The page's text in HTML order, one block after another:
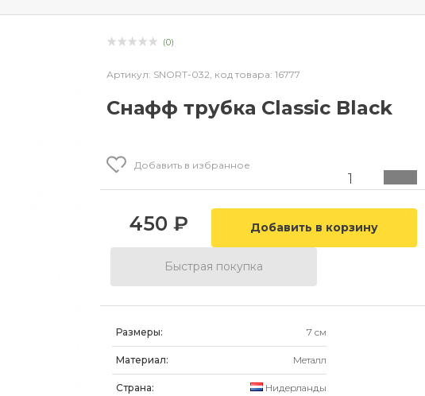
(0)
Артикул: SNORT-032, код товара: 16777
Снафф трубка Classic Black
Добавить в избранное
450 ₽
Быстрая покупка
Размеры: 7 см
Материал: Металл
Страна: Нидерланды